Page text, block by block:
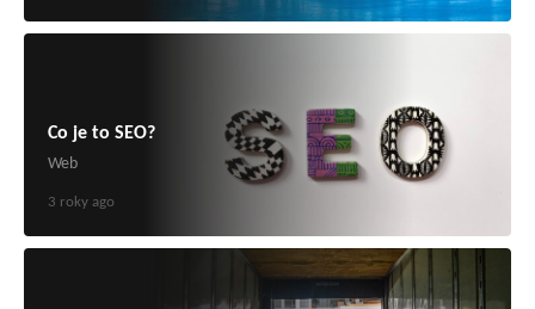
Co je to SEO?
Web
3 roky ago